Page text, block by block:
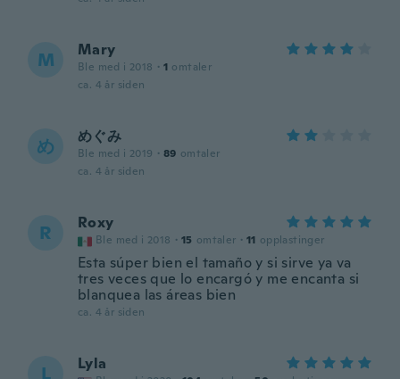
M Mary
Ble med i 2018 · 1 omtaler
ca. 4 år siden
め めぐみ
Ble med i 2019 · 89 omtaler
ca. 4 år siden
R Roxy
Ble med i 2018 · 15 omtaler · 11 opplastinger
Esta súper bien el tamaño y si sirve ya va
tres veces que lo encargó y me encanta si
blanquea las áreas bien
ca. 4 år siden
L Lyla